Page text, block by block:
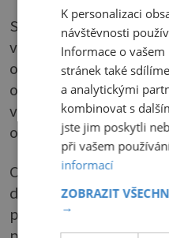
Sametové závěsy,
vyklepejte. V případě
opatrně vyprat v ruce
odneste do čistírny.
vyluxovat, případné
odstraníte
Chcete-li, můžete mu
dopřát větší očistnou
posypejte
K personalizaci
návštěvnosti
Informace o
stránek také
a analytickými
kombinovat s
jste jim poskytli
při vašem
informací
ZOBRAZIT
→